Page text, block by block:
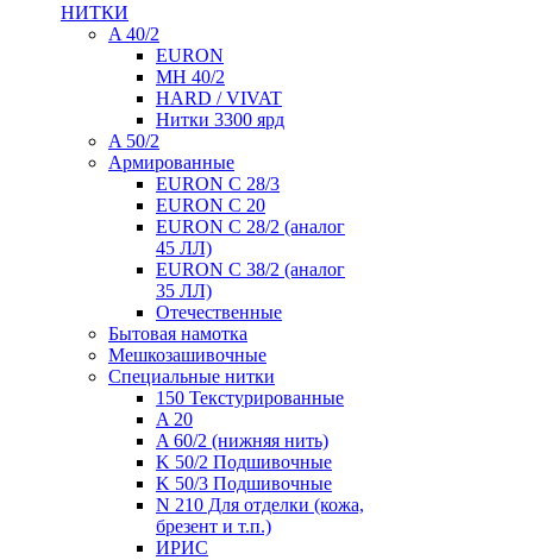
НИТКИ
A 40/2
EURON
MH 40/2
HARD / VIVAT
Нитки 3300 ярд
A 50/2
Армированные
EURON C 28/3
EURON C 20
EURON C 28/2 (аналог
45 ЛЛ)
EURON C 38/2 (аналог
35 ЛЛ)
Отечественные
Бытовая намотка
Мешкозашивочные
Специальные нитки
150 Текстурированные
A 20
A 60/2 (нижняя нить)
K 50/2 Подшивочные
K 50/3 Подшивочные
N 210 Для отделки (кожа,
брезент и т.п.)
ИРИС